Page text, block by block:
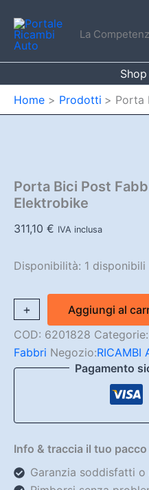
contenuto
La
Shop
Home
Prodotti Porta
Porta Bici Post
Elektrobike
311,10 € IVA inclusa
Disponibilità: 1 disponibili
-
Porta
Bici
Post
Fabbri
6201828
Bici
+
Aggiungi al
COD: 6201828 Categorie:
Fabbri Negozio:RICAMBI
Pagamento
Info & traccia il tuo
Garanzia soddisfatti